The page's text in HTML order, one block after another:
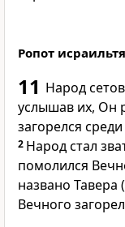
Ропот
11 Народ
услышав их, Он
загорелся
2 Народ стал
помолился
названо Тавера (
Вечного